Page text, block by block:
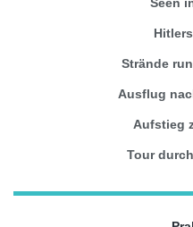
Strände
Ausflug
Aufstieg
Tour